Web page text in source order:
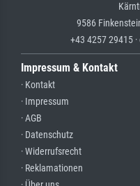
9586
+43 4257 29415
Impressum & Kontakt
· Kontakt
· Impressum
· AGB
· Datenschutz
· Widerrufsrecht
· Reklamationen